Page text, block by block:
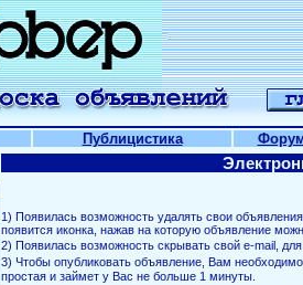
Публицистика
1) Появилась возможность удалять свои
появится иконка, нажав на которую объявление
2) Появилась возможность скрывать свой е-mail,
3) Чтобы опубликовать объявление, Вам
простая и займет у Вас не больше 1 минуты.